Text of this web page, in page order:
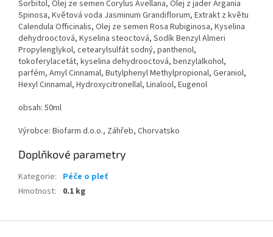
Sorbitol, Olej ze semen Corylus Avellana, Olej z jader Argania
Spinosa, Květová voda Jasminum Grandiflorum, Extrakt z květu
Calendula Officinalis, Olej ze semen Rosa Rubiginosa, Kyselina
dehydrooctová, Kyselina steoctová, Sodík Benzyl Almeri
Propylenglykol, cetearylsulfát sodný, panthenol,
tokoferylacetát, kyselina dehydrooctová, benzylalkohol,
parfém, Amyl Cinnamal, Butylphenyl Methylpropional, Geraniol,
Hexyl Cinnamal, Hydroxycitronellal, Linalool, Eugenol
obsah: 50ml
Výrobce: Biofarm d.o.o., Záhřeb, Chorvatsko
Doplňkové parametry
Kategorie: Péče o pleť
Hmotnost: 0.1 kg